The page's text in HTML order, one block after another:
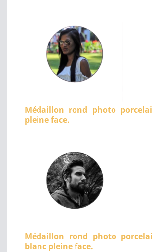
Médaillon rond photo
pleine face.
Médaillon rond photo
blanc pleine face.